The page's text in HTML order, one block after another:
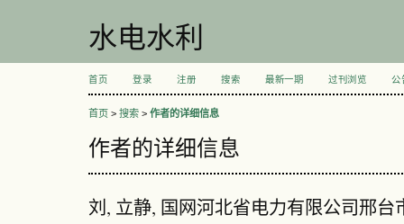
水电水利
首页 登录 注册 搜索 最新一期 过刊浏览 公
首页 > 搜索 > 作者的详细信息
作者的详细信息
刘, 立静, 国网河北省电力有限公司邢台